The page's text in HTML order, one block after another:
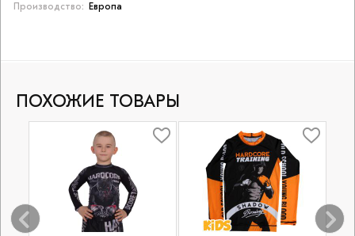
Производство:
Европа
ПОХОЖИЕ ТОВАРЫ